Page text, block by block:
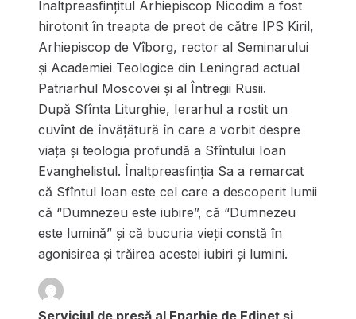
Înaltpreasfințitul Arhiepiscop Nicodim a fost
hirotonit în treapta de preot de către IPS Kiril,
Arhiepiscop de Vîborg, rector al Seminarului
și Academiei Teologice din Leningrad actual
Patriarhul Moscovei și al Întregii Rusii.
După Sfînta Liturghie, Ierarhul a rostit un
cuvînt de învăţătură în care a vorbit despre
viaţa şi teologia profundă a Sfîntului Ioan
Evanghelistul. Înaltpreasfinţia Sa a remarcat
că Sfîntul Ioan este cel care a descoperit lumii
că “Dumnezeu este iubire”, că “Dumnezeu
este lumină” şi că bucuria vieţii constă în
agonisirea şi trăirea acestei iubiri şi lumini.
Serviciul de presă al Eparhie de Edineț și